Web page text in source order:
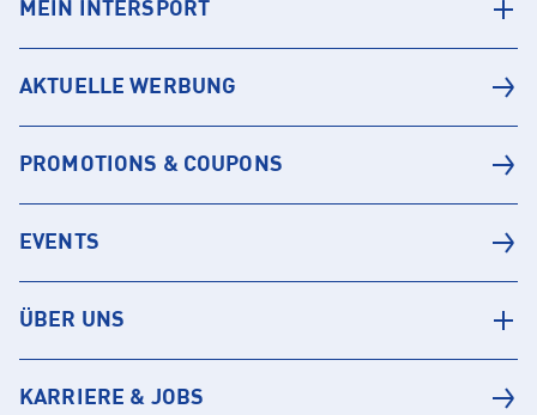
MEIN INTERSPORT
AKTUELLE WERBUNG
PROMOTIONS & COUPONS
EVENTS
ÜBER UNS
KARRIERE & JOBS